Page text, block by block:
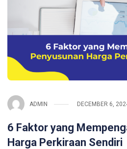
ADMIN DECEMBER 6,
6 Faktor yang
Harga Perkiraan Sendiri